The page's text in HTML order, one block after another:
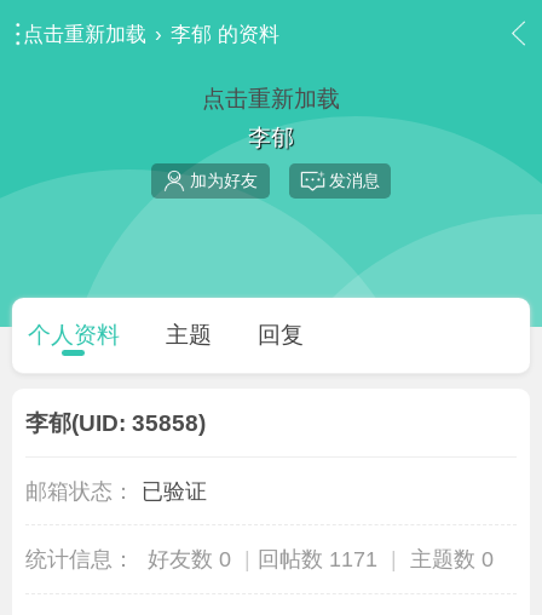
点击重新加载 › 李郁 的资料
点击重新加载
李郁
加为好友 发消息
个人资料 主题 回复
李郁(UID: 35858)
邮箱状态： 已验证
统计信息： 好友数 0 回帖数 1171 主题数 0